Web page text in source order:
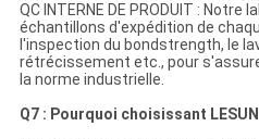
QC INTERNE DE PRODUIT :
échantillons d'expédition de
l'inspection du bondstrength, le
rétrécissement etc., pour
la norme industrielle.
Q7 : Pourquoi choisissant LESUN